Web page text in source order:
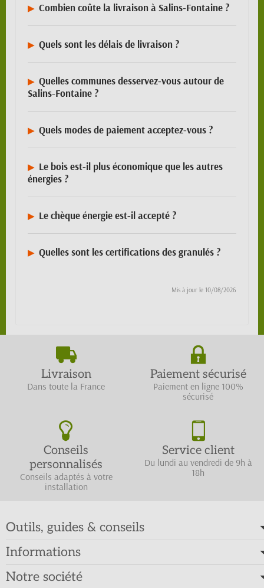
Combien coûte la livraison à Salins-Fontaine ?
Quels sont les délais de livraison ?
Quelles communes desservez-vous autour de
Salins-Fontaine ?
Quels modes de paiement acceptez-vous ?
Le bois est-il plus économique que les autres
énergies ?
Le chèque énergie est-il accepté ?
Quelles sont les certifications des granulés ?
Mis à jour le 10/08/2026
Livraison
Dans toute la France
Paiement sécurisé
Paiement en ligne 100%
sécurisé
Conseils
personnalisés
Conseils adaptés à votre
installation
Service client
Du lundi au vendredi de 9h à
18h
Outils, guides & conseils
Informations
Notre société